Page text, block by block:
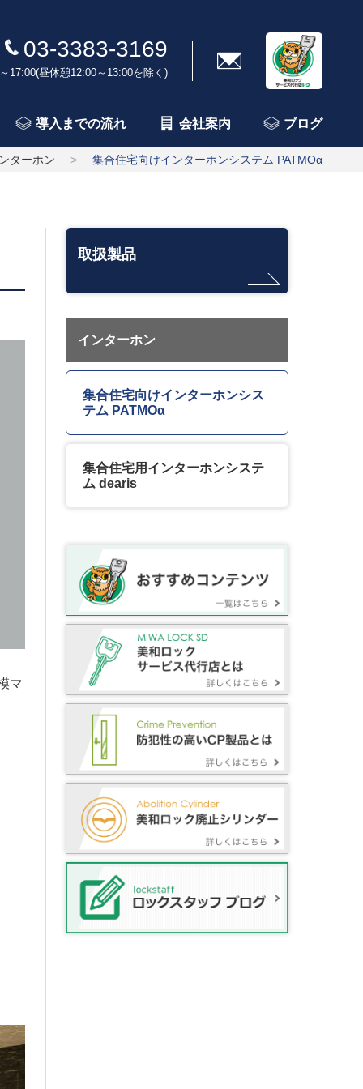
03-3383-3169
17:00(昼休憩12:00～13:00を除く)
導入までの流れ 会社案内 ブログ
ターホン 集合住宅向けインターホンシステム PATMOα
マ
取扱製品
インターホン
集合住宅向けインターホンシス
テム PATMOα
集合住宅用インターホンシステ
ム dearis